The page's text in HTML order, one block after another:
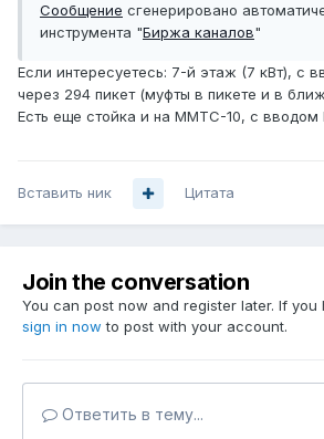
Сообщение сгенерировано
инструмента "Биржа каналов"
Если интересуетесь: 7-й этаж (7 кВт), с
через 294 пикет (муфты в пикете и в
Есть еще стойка и на ММТС-10, с
Вставить ник Цитата
Join the conversation
You can post now and register later. If
sign in now to post with your account.
Ответить в тему...